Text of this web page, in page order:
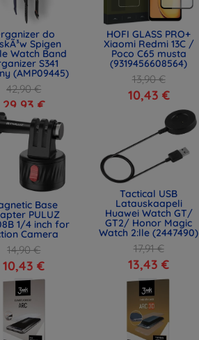
do
Spigen
Watch Band
S341
(AMP09445)
42,90 €
29,93 €
HOFI GLASS PRO+
Xiaomi Redmi 13C /
Poco C65 musta
(9319456608564)
13,90 €
10,43 €
Base
PULUZ
1/4 inch for
Camera
14,90 €
10,43 €
Tactical USB
Latauskaapeli
Huawei Watch GT/
GT2/ Honor Magic
Watch 2:lle (2447490)
17,91 €
13,43 €